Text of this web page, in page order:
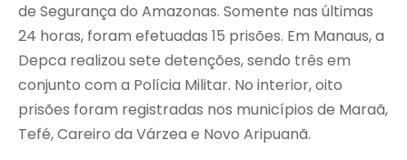
de Segurança do Amazonas. Somente nas últimas
24 horas, foram efetuadas 15 prisões. Em Manaus, a
Depca realizou sete detenções, sendo três em
conjunto com a Polícia Militar. No interior, oito
prisões foram registradas nos municípios de Maraã,
Tefé, Careiro da Várzea e Novo Aripuanã.